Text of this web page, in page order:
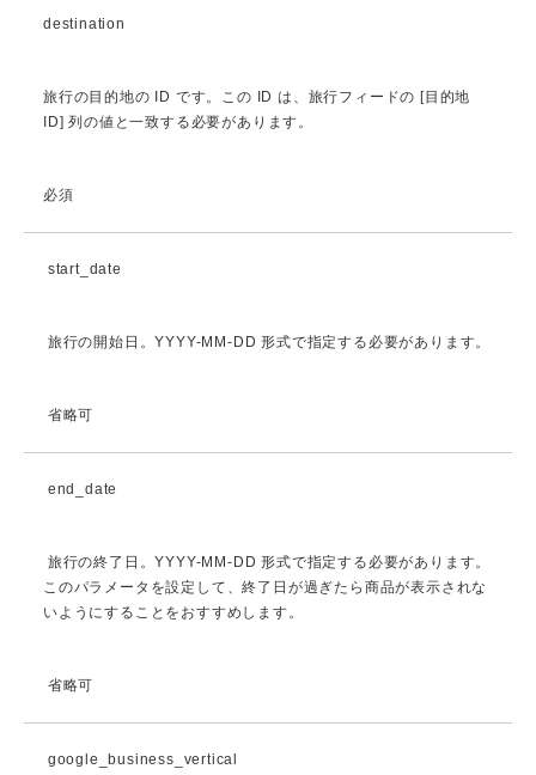
destination
旅行の目的地の ID です。この ID は、旅行フィードの [目的地
ID] 列の値と一致する必要があります。
必須
start_date
旅行の開始日。YYYY-MM-DD 形式で指定する必要があります。
省略可
end_date
旅行の終了日。YYYY-MM-DD 形式で指定する必要があります。
このパラメータを設定して、終了日が過ぎたら商品が表示されな
いようにすることをおすすめします。
省略可
google_business_vertical